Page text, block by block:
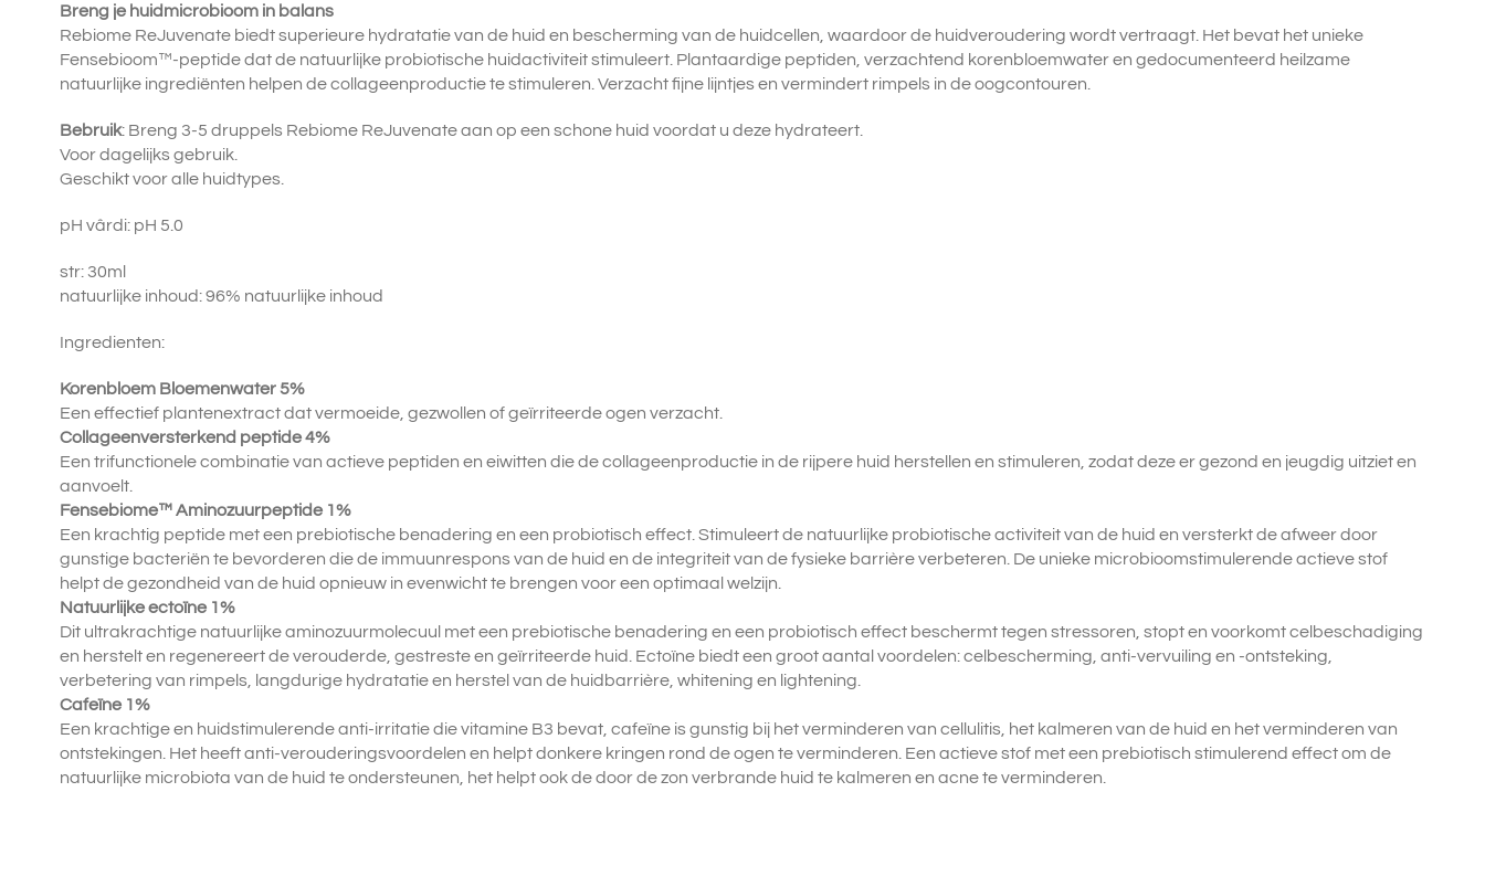
Breng je huidmicrobioom in balans
Rebiome ReJuvenate biedt superieure hydratatie van de huid en bescherming van de huidcellen, waardoor de huidveroudering wordt vertraagt. Het bevat het unieke
Fensebioom™-peptide dat de natuurlijke probiotische huidactiviteit stimuleert. Plantaardige peptiden, verzachtend korenbloemwater en gedocumenteerd heilzame
natuurlijke ingrediënten helpen de collageenproductie te stimuleren. Verzacht fijne lijntjes en vermindert rimpels in de oogcontouren.
Bebruik: Breng 3-5 druppels Rebiome ReJuvenate aan op een schone huid voordat u deze hydrateert.
Voor dagelijks gebruik.
Geschikt voor alle huidtypes.
pH vârdi: pH 5.0
str: 30ml
natuurlijke inhoud: 96% natuurlijke inhoud
Ingredienten:
Korenbloem Bloemenwater 5%
Een effectief plantenextract dat vermoeide, gezwollen of geïrriteerde ogen verzacht.
Collageenversterkend peptide 4%
Een trifunctionele combinatie van actieve peptiden en eiwitten die de collageenproductie in de rijpere huid herstellen en stimuleren, zodat deze er gezond en jeugdig uitziet en
aanvoelt.
Fensebiome™ Aminozuurpeptide 1%
Een krachtig peptide met een prebiotische benadering en een probiotisch effect. Stimuleert de natuurlijke probiotische activiteit van de huid en versterkt de afweer door
gunstige bacteriën te bevorderen die de immuunrespons van de huid en de integriteit van de fysieke barrière verbeteren. De unieke microbioomstimulerende actieve stof
helpt de gezondheid van de huid opnieuw in evenwicht te brengen voor een optimaal welzijn.
Natuurlijke ectoïne 1%
Dit ultrakrachtige natuurlijke aminozuurmolecuul met een prebiotische benadering en een probiotisch effect beschermt tegen stressoren, stopt en voorkomt celbeschadiging
en herstelt en regenereert de verouderde, gestreste en geïrriteerde huid. Ectoïne biedt een groot aantal voordelen: celbescherming, anti-vervuiling en -ontsteking,
verbetering van rimpels, langdurige hydratatie en herstel van de huidbarrière, whitening en lightening.
Cafeïne 1%
Een krachtige en huidstimulerende anti-irritatie die vitamine B3 bevat, cafeïne is gunstig bij het verminderen van cellulitis, het kalmeren van de huid en het verminderen van
ontstekingen. Het heeft anti-verouderingsvoordelen en helpt donkere kringen rond de ogen te verminderen. Een actieve stof met een prebiotisch stimulerend effect om de
natuurlijke microbiota van de huid te ondersteunen, het helpt ook de door de zon verbrande huid te kalmeren en acne te verminderen.